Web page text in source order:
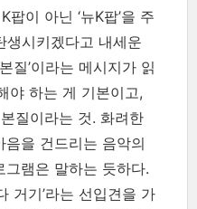
팝이 아닌 ‘뉴K팝’을 주
생시키겠다고 내세운
질’이라는 메시지가 읽
야 하는 게 기본이고,
질이라는 것. 화려한
을 건드리는 음악의
램은 말하는 듯하다.
거기’라는 선입견을 가